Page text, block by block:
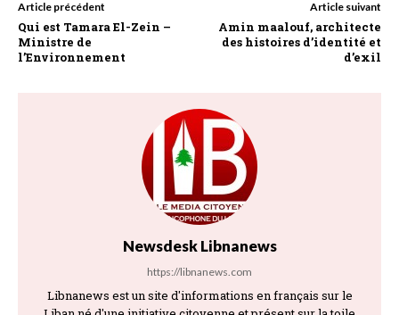
Article précédent
Qui est Tamara El-Zein –
Ministre de
l’Environnement
Article suivant
Amin maalouf, architecte
des histoires d’identité et
d’exil
Newsdesk Libnanews
https://libnanews.com
Libnanews est un site d'informations en français sur le